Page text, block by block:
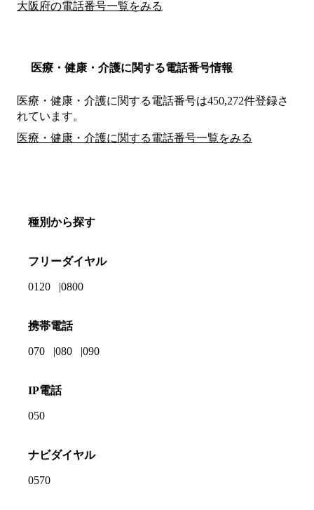
大阪府の電話番号一覧をみる
医療・健康・介護に関する電話番号情報
医療・健康・介護に関する電話番号は450,272件登録さ
れています。
医療・健康・介護に関する電話番号一覧をみる
種別から探す
フリーダイヤル
0120 0800
携帯電話
070 080 090
IP電話
050
ナビダイヤル
0570